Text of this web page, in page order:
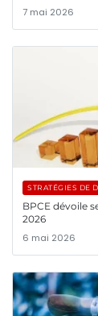
7 mai 2026
STRATÉGIES DE
BPCE dévoile
2026
6 mai 2026